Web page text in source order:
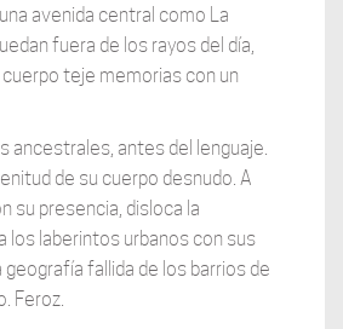
avenida central como La
fuera de los rayos del día,
teje memorias con un
ancestrales, antes del lenguaje.
de su cuerpo desnudo. A
su presencia, disloca la
laberintos urbanos con sus
fallida de los barrios de
Feroz.